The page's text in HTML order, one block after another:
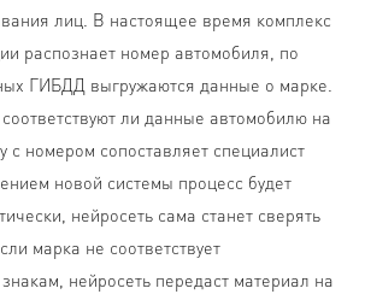
лиц. В настоящее время комплекс
распознает номер автомобиля, по
ГИБДД выгружаются данные о марке.
ли данные автомобилю на
с номером сопоставляет специалист
новой системы процесс будет
нейросеть сама станет сверять
марка не соответствует
нейросеть передаст материал на